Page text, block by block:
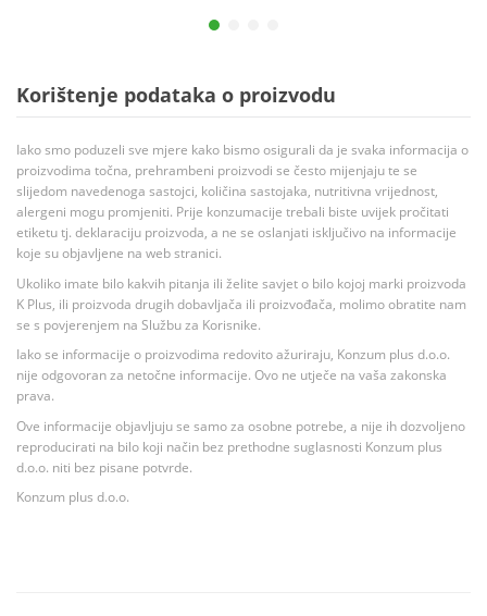
Korištenje podataka o proizvodu
Iako smo poduzeli sve mjere kako bismo osigurali da je svaka informacija o
proizvodima točna, prehrambeni proizvodi se često mijenjaju te se
slijedom navedenoga sastojci, količina sastojaka, nutritivna vrijednost,
alergeni mogu promjeniti. Prije konzumacije trebali biste uvijek pročitati
etiketu tj. deklaraciju proizvoda, a ne se oslanjati isključivo na informacije
koje su objavljene na web stranici.
Ukoliko imate bilo kakvih pitanja ili želite savjet o bilo kojoj marki proizvoda
K Plus, ili proizvoda drugih dobavljača ili proizvođača, molimo obratite nam
se s povjerenjem na Službu za Korisnike.
Iako se informacije o proizvodima redovito ažuriraju, Konzum plus d.o.o.
nije odgovoran za netočne informacije. Ovo ne utječe na vaša zakonska
prava.
Ove informacije objavljuju se samo za osobne potrebe, a nije ih dozvoljeno
reproducirati na bilo koji način bez prethodne suglasnosti Konzum plus
d.o.o. niti bez pisane potvrde.
Konzum plus d.o.o.